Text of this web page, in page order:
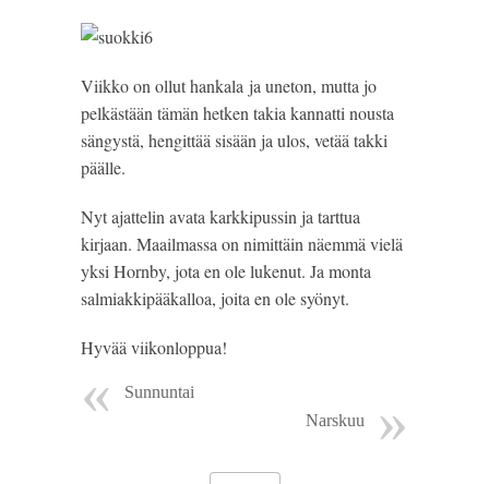
Viikko on ollut hankala ja uneton, mutta jo
pelkästään tämän hetken takia kannatti nousta
sängystä, hengittää sisään ja ulos, vetää takki
päälle.
Nyt ajattelin avata karkkipussin ja tarttua
kirjaan. Maailmassa on nimittäin näemmä vielä
yksi Hornby, jota en ole lukenut. Ja monta
salmiakkipääkalloa, joita en ole syönyt.
Hyvää viikonloppua!
Sunnuntai
Narskuu